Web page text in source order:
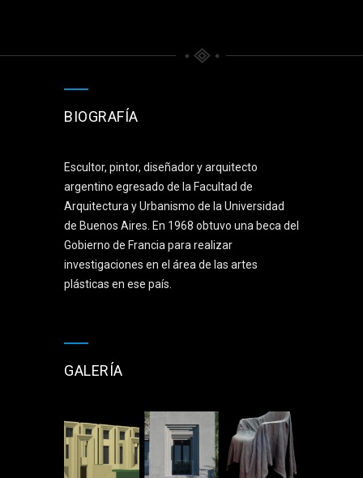
BIOGRAFÍA
Escultor, pintor, diseñador y arquitecto
argentino egresado de la Facultad de
Arquitectura y Urbanismo de la Universidad
de Buenos Aires. En 1968 obtuvo una beca del
Gobierno de Francia para realizar
investigaciones en el área de las artes
plásticas en ese país.
GALERÍA